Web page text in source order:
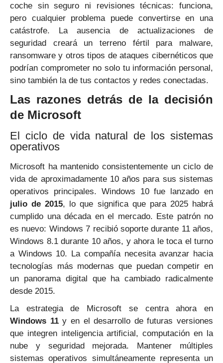
coche sin seguro ni revisiones técnicas: funciona,
pero cualquier problema puede convertirse en una
catástrofe. La ausencia de actualizaciones de
seguridad creará un terreno fértil para malware,
ransomware y otros tipos de ataques cibernéticos que
podrían comprometer no solo tu información personal,
sino también la de tus contactos y redes conectadas.
Las razones detrás de la decisión
de Microsoft
El ciclo de vida natural de los sistemas
operativos
Microsoft ha mantenido consistentemente un ciclo de
vida de aproximadamente 10 años para sus sistemas
operativos principales. Windows 10 fue lanzado en
julio de 2015, lo que significa que para 2025 habrá
cumplido una década en el mercado. Este patrón no
es nuevo: Windows 7 recibió soporte durante 11 años,
Windows 8.1 durante 10 años, y ahora le toca el turno
a Windows 10. La compañía necesita avanzar hacia
tecnologías más modernas que puedan competir en
un panorama digital que ha cambiado radicalmente
desde 2015.
La estrategia de Microsoft se centra ahora en
Windows 11y en el desarrollo de futuras versiones
que integren inteligencia artificial, computación en la
nube y seguridad mejorada. Mantener múltiples
sistemas operativos simultáneamente representa un